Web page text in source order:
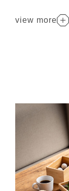
view more